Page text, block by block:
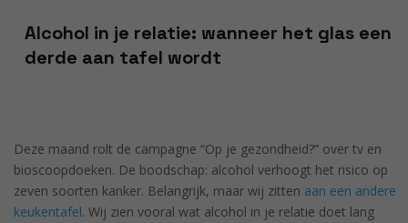
Alcohol in je relatie: wanneer het glas een
derde aan tafel wordt
Deze maand rolt de campagne “Op je gezondheid?” over tv en
bioscoopdoeken. De boodschap: alcohol verhoogt het risico op
zeven soorten kanker. Belangrijk, maar wij zitten aan een andere
keukentafel. Wij zien vooral wat alcohol in je relatie doet lang